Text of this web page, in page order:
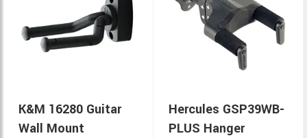
K&M 16280 Guitar
Wall Mount
Hercules GSP39WB-
PLUS Hanger